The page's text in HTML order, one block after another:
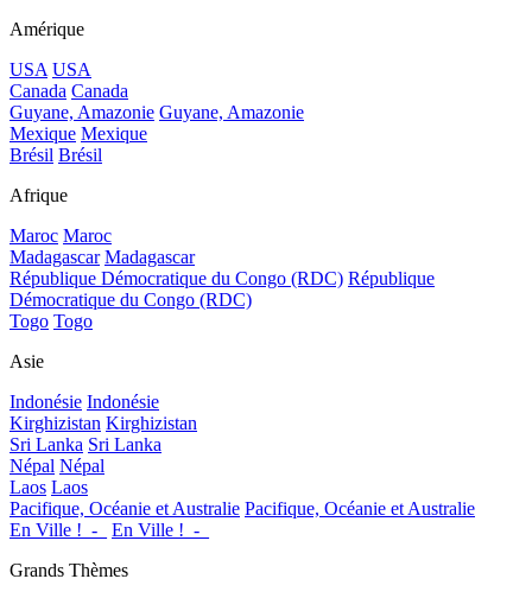
Amérique
USA USA
Canada Canada
Guyane, Amazonie Guyane, Amazonie
Mexique Mexique
Brésil Brésil
Afrique
Maroc Maroc
Madagascar Madagascar
République Démocratique du Congo (RDC) République
Démocratique du Congo (RDC)
Togo Togo
Asie
Indonésie Indonésie
Kirghizistan Kirghizistan
Sri Lanka Sri Lanka
Népal Népal
Laos Laos
Pacifique, Océanie et Australie Pacifique, Océanie et Australie
En Ville !_-_
En Ville !_-_
Grands Thèmes